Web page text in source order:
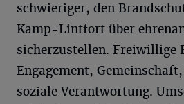
schwieriger, den
Kamp-Lintfort über
sicherzustellen. Freiwillige
Engagement,
soziale Verantwortung.